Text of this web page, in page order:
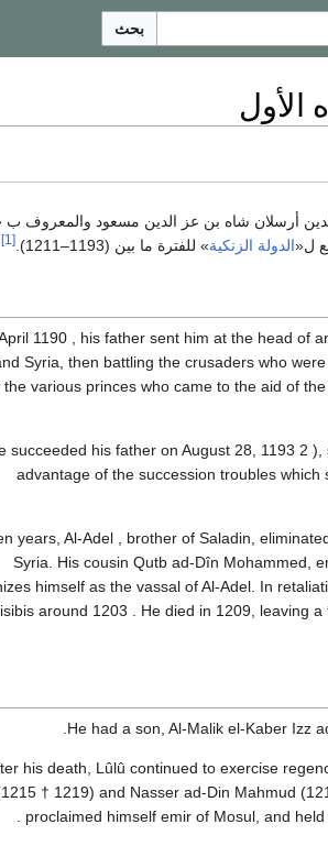
بحث
الأول
أرسلان شاه بن عز الدين مسعود والمعروف ب
ل«الدولة الزنكية» للفترة ما بين (1193–1211). [1]
1190 , his father sent him at the head of
Syria, then battling the crusaders who
the various princes who came to the aid of
succeeded his father on August 28, 1193 2
advantage of the succession troubles
years, Al-Adel , brother of Saladin,
Syria. His cousin Qutb ad-Dîn Mohammed,
himself as the vassal of Al-Adel. In
around 1203 . He died in 1209, leaving
He had a son, Al-Malik el-Kaber Izz
his death, Lûlû continued to exercise
† 1219) and Nasser ad-Din Mahmud
proclaimed himself emir of Mosul, and